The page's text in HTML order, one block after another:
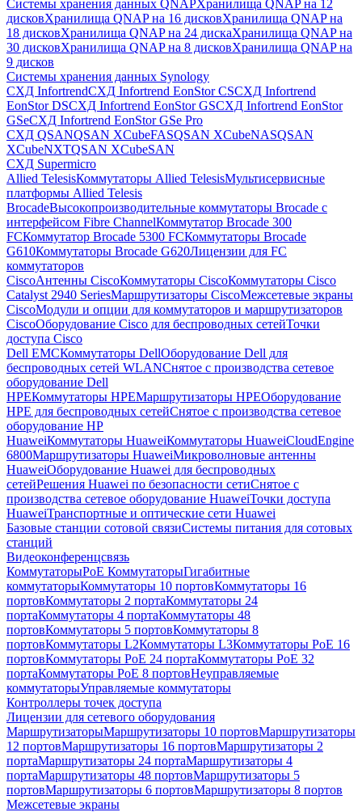
Системы хранения данных QNAPХранилища QNAP на 12
дисковХранилища QNAP на 16 дисковХранилища QNAP на
18 дисковХранилища QNAP на 24 дискаХранилища QNAP на
30 дисковХранилища QNAP на 8 дисковХранилища QNAP на
9 дисков
Системы хранения данных Synology
СХД InfortrendСХД Infortrend EonStor CSСХД Infortrend
EonStor DSСХД Infortrend EonStor GSСХД Infortrend EonStor
GSeСХД Infortrend EonStor GSe Pro
СХД QSANQSAN XCubeFASQSAN XCubeNASQSAN
XCubeNXTQSAN XCubeSAN
СХД Supermicro
Allied TelesisКоммутаторы Allied TelesisМультисервисные
платформы Allied Telesis
BrocadeВысокопроизводительные коммутаторы Brocade с
интерфейсом Fibre ChannelКоммутатор Brocade 300
FCКоммутатор Brocade 5300 FCКоммутаторы Brocade
G610Коммутаторы Brocade G620Лицензии для FC
коммутаторов
CiscoАнтенны CiscoКоммутаторы CiscoКоммутаторы Cisco
Catalyst 2940 SeriesМаршрутизаторы CiscoМежсетевые экраны
CiscoМодули и опции для коммутаторов и маршрутизаторов
CiscoОборудование Cisco для беспроводных сетейТочки
доступа Cisco
Dell EMCКоммутаторы DellОборудование Dell для
беспроводных сетей WLANСнятое с производства сетевое
оборудование Dell
HPEКоммутаторы HPEМаршрутизаторы HPEОборудование
HPE для беспроводных сетейСнятое с производства сетевое
оборудование HP
HuaweiКоммутаторы HuaweiКоммутаторы HuaweiCloudEngine
6800Маршрутизаторы HuaweiМикроволновые антенны
HuaweiОборудование Huawei для беспроводных
сетейРешения Huawei по безопасности сетиСнятое с
производства сетевое оборудование HuaweiТочки доступа
HuaweiТранспортные и оптические сети Huawei
Базовые станции сотовой связиСистемы питания для сотовых
станций
Видеоконференцсвязь
КоммутаторыPoE КоммутаторыГигабитные
коммутаторыКоммутаторы 10 портовКоммутаторы 16
портовКоммутаторы 2 портаКоммутаторы 24
портаКоммутаторы 4 портаКоммутаторы 48
портовКоммутаторы 5 портовКоммутаторы 8
портовКоммутаторы L2Коммутаторы L3Коммутаторы PoE 16
портовКоммутаторы PoE 24 портаКоммутаторы PoE 32
портаКоммутаторы PoE 8 портовНеуправляемые
коммутаторыУправляемые коммутаторы
Контроллеры точек доступа
Лицензии для сетевого оборудования
МаршрутизаторыМаршрутизаторы 10 портовМаршрутизаторы
12 портовМаршрутизаторы 16 портовМаршрутизаторы 2
портаМаршрутизаторы 24 портаМаршрутизаторы 4
портаМаршрутизаторы 48 портовМаршрутизаторы 5
портовМаршрутизаторы 6 портовМаршрутизаторы 8 портов
Межсетевые экраны